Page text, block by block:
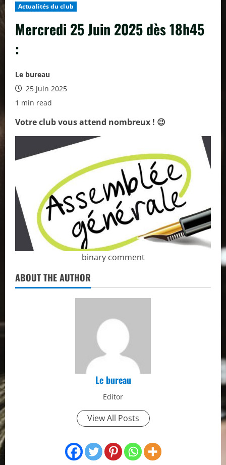
Actualités du club
Mercredi 25 Juin 2025 dès 18h45
:
Le bureau
25 juin 2025
1 min read
Votre club vous attend nombreux ! 😉
binary comment
ABOUT THE AUTHOR
Le bureau
Editor
View All Posts